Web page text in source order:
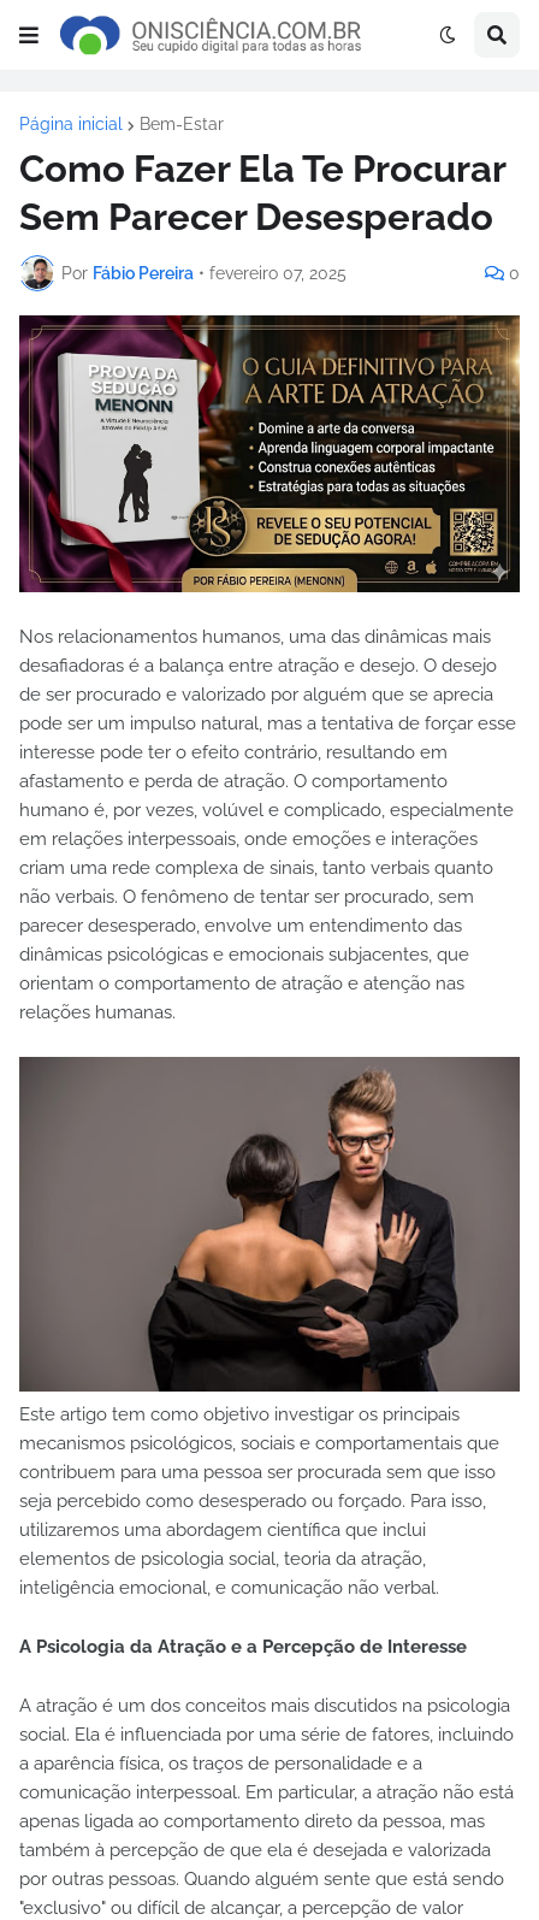
Página inicial Bem-Estar
Como Fazer Ela Te Procurar
Sem Parecer Desesperado
Por Fábio Pereira • fevereiro 07, 2025 0
Nos relacionamentos humanos, uma das dinâmicas mais
desafiadoras é a balança entre atração e desejo. O desejo
de ser procurado e valorizado por alguém que se aprecia
pode ser um impulso natural, mas a tentativa de forçar esse
interesse pode ter o efeito contrário, resultando em
afastamento e perda de atração. O comportamento
humano é, por vezes, volúvel e complicado, especialmente
em relações interpessoais, onde emoções e interações
criam uma rede complexa de sinais, tanto verbais quanto
não verbais. O fenômeno de tentar ser procurado, sem
parecer desesperado, envolve um entendimento das
dinâmicas psicológicas e emocionais subjacentes, que
orientam o comportamento de atração e atenção nas
relações humanas.
Este artigo tem como objetivo investigar os principais
mecanismos psicológicos, sociais e comportamentais que
contribuem para uma pessoa ser procurada sem que isso
seja percebido como desesperado ou forçado. Para isso,
utilizaremos uma abordagem científica que inclui
elementos de psicologia social, teoria da atração,
inteligência emocional, e comunicação não verbal.
A Psicologia da Atração e a Percepção de Interesse
A atração é um dos conceitos mais discutidos na psicologia
social. Ela é influenciada por uma série de fatores, incluindo
a aparência física, os traços de personalidade e a
comunicação interpessoal. Em particular, a atração não está
apenas ligada ao comportamento direto da pessoa, mas
também à percepção de que ela é desejada e valorizada
por outras pessoas. Quando alguém sente que está sendo
"exclusivo" ou difícil de alcançar, a percepção de valor